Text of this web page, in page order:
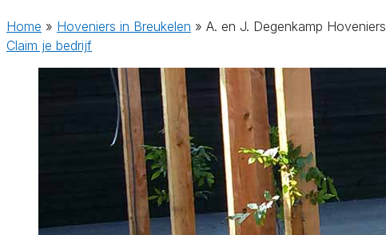
Home » Hoveniers in Breukelen » A. en J. Degenkamp Hoveniers
Claim je bedrijf